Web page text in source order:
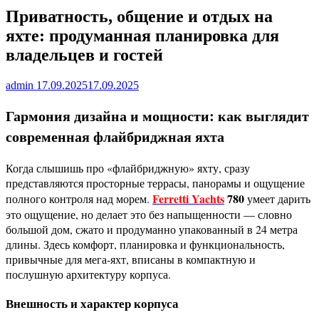
Приватность, общение и отдых на
яхте: продуманная планировка для
владельцев и гостей
admin 17.09.202517.09.2025
Гармония дизайна и мощности: как выглядит
современная флайбриджная яхта
Когда слышишь про «флайбриджную» яхту, сразу
представляются просторные террасы, панорамы и ощущение
полного контроля над морем. Ferretti Yachts780умеет дарить
это ощущение, но делает это без напыщенности — словно
большой дом, сжато и продуманно упакованный в 24 метра
длины. Здесь комфорт, планировка и функциональность,
привычные для мега‑яхт, вписаны в компактную и
послушную архитектуру корпуса.
Внешность и характер корпуса